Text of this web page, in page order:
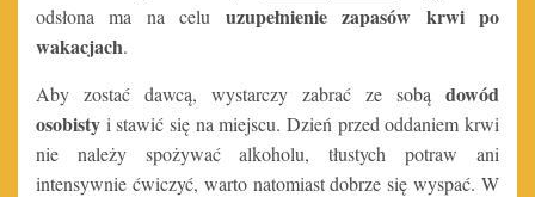
odsłona ma na celu uzupełnienie zapasów krwi po
wakacjach.
Aby zostać dawcą, wystarczy zabrać ze sobą dowód
osobisty i stawić się na miejscu. Dzień przed oddaniem krwi
nie należy spożywać alkoholu, tłustych potraw ani
intensywnie ćwiczyć, warto natomiast dobrze się wyspać. W